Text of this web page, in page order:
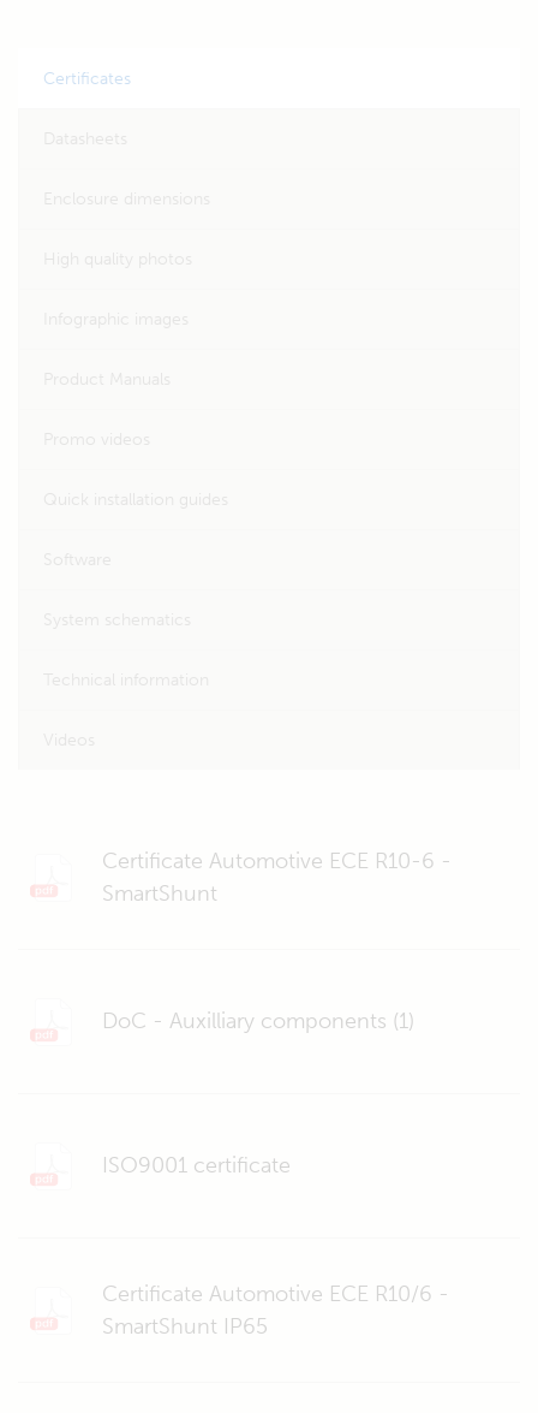
Certificates
Certificate Automotive ECE R10-6 -
SmartShunt
DoC - Auxilliary components (1)
ISO9001 certificate
Certificate Automotive ECE R10/6 -
SmartShunt IP65